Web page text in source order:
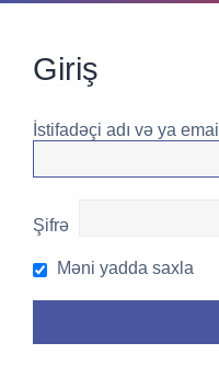
Giriş
İstifadəçi adı və ya email
Şifrə
Məni yadda saxla